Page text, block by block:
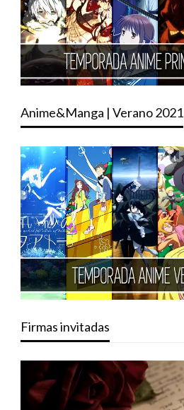
Anime&Manga | Verano 2021
Firmas invitadas